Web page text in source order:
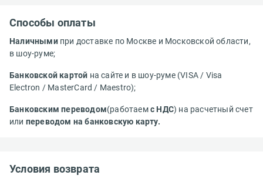
Способы оплаты
Наличнымипри доставке по Москве и Московской области,
в шоу-руме;
Банковской картой на сайте и в шоу-руме (VISA / Visa
Electron / MasterCard / Maestro);
Банковским переводом(работаемс НДС) на расчетный счет
или переводом на банковскую карту.
Условия возврата